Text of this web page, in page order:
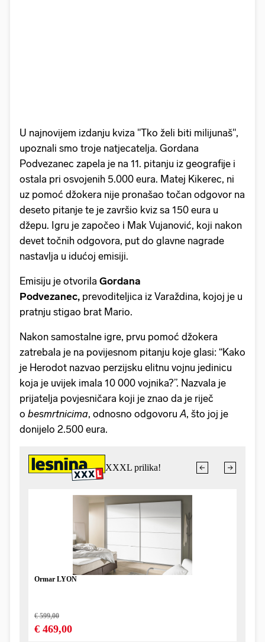
U najnovijem izdanju kviza "Tko želi biti milijunaš",
upoznali smo troje natjecatelja. Gordana
Podvezanec zapela je na 11. pitanju iz geografije i
ostala pri osvojenih 5.000 eura. Matej Kikerec, ni
uz pomoć džokera nije pronašao točan odgovor na
deseto pitanje te je završio kviz sa 150 eura u
džepu. Igru je započeo i Mak Vujanović, koji nakon
devet točnih odgovora, put do glavne nagrade
nastavlja u idućoj emisiji.
Emisiju je otvorila Gordana
Podvezanec, prevoditeljica iz Varaždina, kojoj je u
pratnju stigao brat Mario.
Nakon samostalne igre, prvu pomoć džokera
zatrebala je na povijesnom pitanju koje glasi: “Kako
je Herodot nazvao perzijsku elitnu vojnu jedinicu
koja je uvijek imala 10 000 vojnika?”. Nazvala je
prijatelja povjesničara koji je znao da je riječ
o besmrtnicima, odnosno odgovoru A, što joj je
donijelo 2.500 eura.